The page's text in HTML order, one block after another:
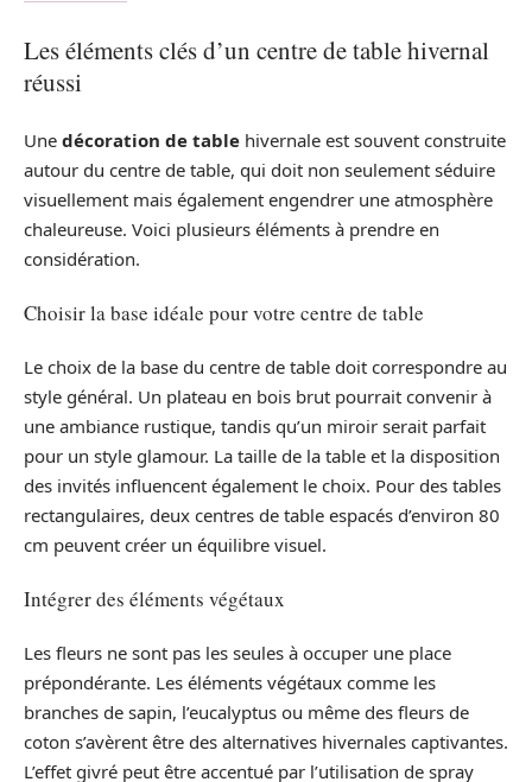
Les éléments clés d’un centre de table hivernal
réussi
Une décoration de table hivernale est souvent construite
autour du centre de table, qui doit non seulement séduire
visuellement mais également engendrer une atmosphère
chaleureuse. Voici plusieurs éléments à prendre en
considération.
Choisir la base idéale pour votre centre de table
Le choix de la base du centre de table doit correspondre au
style général. Un plateau en bois brut pourrait convenir à
une ambiance rustique, tandis qu’un miroir serait parfait
pour un style glamour. La taille de la table et la disposition
des invités influencent également le choix. Pour des tables
rectangulaires, deux centres de table espacés d’environ 80
cm peuvent créer un équilibre visuel.
Intégrer des éléments végétaux
Les fleurs ne sont pas les seules à occuper une place
prépondérante. Les éléments végétaux comme les
branches de sapin, l’eucalyptus ou même des fleurs de
coton s’avèrent être des alternatives hivernales captivantes.
L’effet givré peut être accentué par l’utilisation de spray